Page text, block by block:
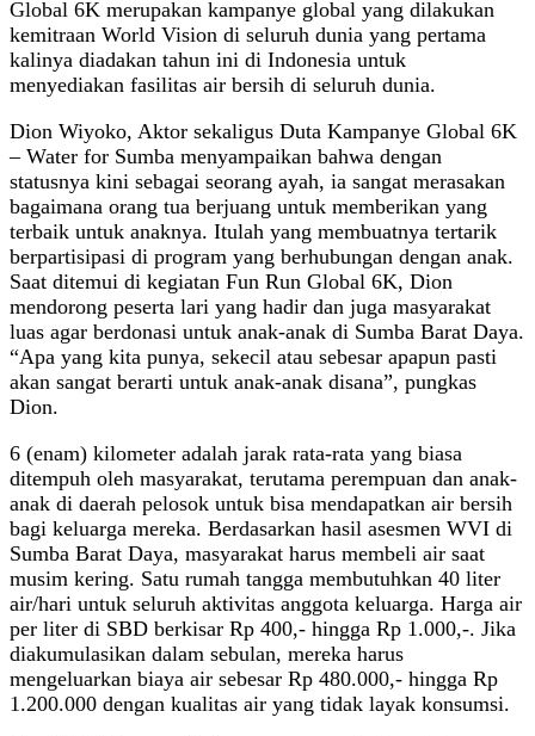
Global 6K merupakan kampanye global yang dilakukan
kemitraan World Vision di seluruh dunia yang pertama
kalinya diadakan tahun ini di Indonesia untuk
menyediakan fasilitas air bersih di seluruh dunia.
Dion Wiyoko, Aktor sekaligus Duta Kampanye Global 6K
– Water for Sumba menyampaikan bahwa dengan
statusnya kini sebagai seorang ayah, ia sangat merasakan
bagaimana orang tua berjuang untuk memberikan yang
terbaik untuk anaknya. Itulah yang membuatnya tertarik
berpartisipasi di program yang berhubungan dengan anak.
Saat ditemui di kegiatan Fun Run Global 6K, Dion
mendorong peserta lari yang hadir dan juga masyarakat
luas agar berdonasi untuk anak-anak di Sumba Barat Daya.
“Apa yang kita punya, sekecil atau sebesar apapun pasti
akan sangat berarti untuk anak-anak disana”, pungkas
Dion.
6 (enam) kilometer adalah jarak rata-rata yang biasa
ditempuh oleh masyarakat, terutama perempuan dan anak-
anak di daerah pelosok untuk bisa mendapatkan air bersih
bagi keluarga mereka. Berdasarkan hasil asesmen WVI di
Sumba Barat Daya, masyarakat harus membeli air saat
musim kering. Satu rumah tangga membutuhkan 40 liter
air/hari untuk seluruh aktivitas anggota keluarga. Harga air
per liter di SBD berkisar Rp 400,- hingga Rp 1.000,-. Jika
diakumulasikan dalam sebulan, mereka harus
mengeluarkan biaya air sebesar Rp 480.000,- hingga Rp
1.200.000 dengan kualitas air yang tidak layak konsumsi.